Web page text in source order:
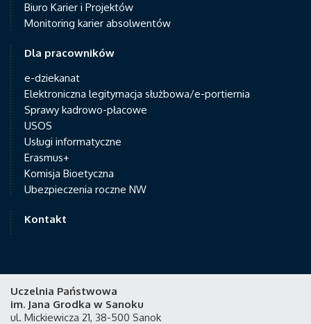
Biuro Karier i Projektów
Monitoring karier absolwentów
Dla pracowników
e-dziekanat
Elektroniczna legitymacja służbowa/e-portiernia
Sprawy kadrowo-płacowe
USOS
Usługi informatyczne
Erasmus+
Komisja Bioetyczna
Ubezpieczenia roczne NW
Kontakt
Uczelnia Państwowa
im. Jana Grodka w Sanoku
ul. Mickiewicza 21, 38-500 Sanok